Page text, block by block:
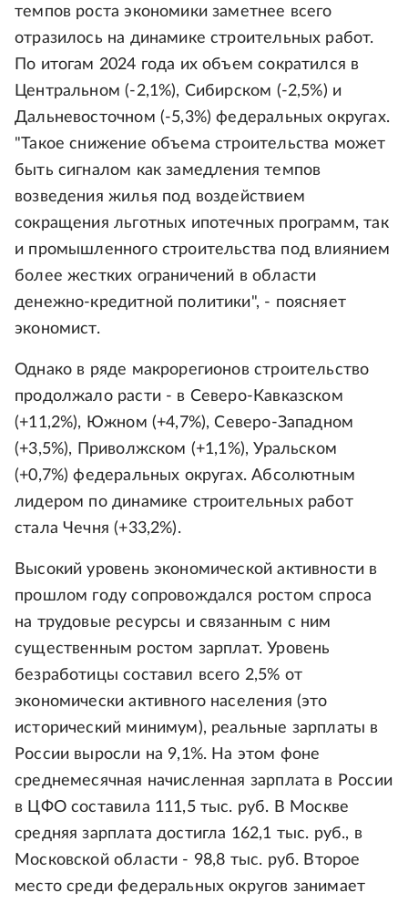
темпов роста экономики заметнее всего
отразилось на динамике строительных работ.
По итогам 2024 года их объем сократился в
Центральном (-2,1%), Сибирском (-2,5%) и
Дальневосточном (-5,3%) федеральных округах.
"Такое снижение объема строительства может
быть сигналом как замедления темпов
возведения жилья под воздействием
сокращения льготных ипотечных программ, так
и промышленного строительства под влиянием
более жестких ограничений в области
денежно-кредитной политики", - поясняет
экономист.
Однако в ряде макрорегионов строительство
продолжало расти - в Северо-Кавказском
(+11,2%), Южном (+4,7%), Северо-Западном
(+3,5%), Приволжском (+1,1%), Уральском
(+0,7%) федеральных округах. Абсолютным
лидером по динамике строительных работ
стала Чечня (+33,2%).
Высокий уровень экономической активности в
прошлом году сопровождался ростом спроса
на трудовые ресурсы и связанным с ним
существенным ростом зарплат. Уровень
безработицы составил всего 2,5% от
экономически активного населения (это
исторический минимум), реальные зарплаты в
России выросли на 9,1%. На этом фоне
среднемесячная начисленная зарплата в России
в ЦФО составила 111,5 тыс. руб. В Москве
средняя зарплата достигла 162,1 тыс. руб., в
Московской области - 98,8 тыс. руб. Второе
место среди федеральных округов занимает